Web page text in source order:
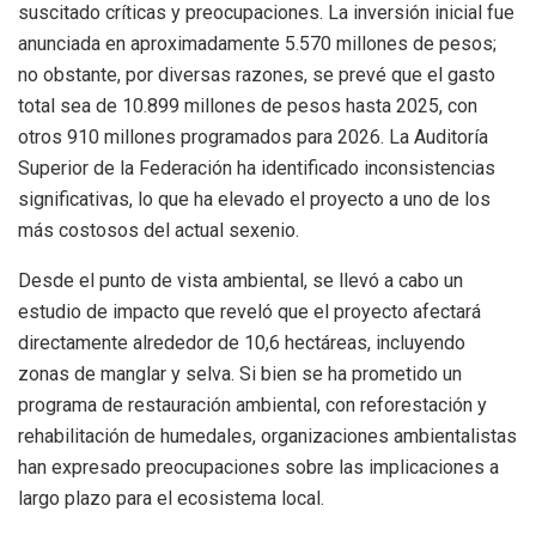
suscitado críticas y preocupaciones. La inversión inicial fue
anunciada en aproximadamente 5.570 millones de pesos;
no obstante, por diversas razones, se prevé que el gasto
total sea de 10.899 millones de pesos hasta 2025, con
otros 910 millones programados para 2026. La Auditoría
Superior de la Federación ha identificado inconsistencias
significativas, lo que ha elevado el proyecto a uno de los
más costosos del actual sexenio.
Desde el punto de vista ambiental, se llevó a cabo un
estudio de impacto que reveló que el proyecto afectará
directamente alrededor de 10,6 hectáreas, incluyendo
zonas de manglar y selva. Si bien se ha prometido un
programa de restauración ambiental, con reforestación y
rehabilitación de humedales, organizaciones ambientalistas
han expresado preocupaciones sobre las implicaciones a
largo plazo para el ecosistema local.